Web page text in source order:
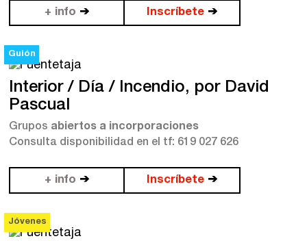
+ info ➔ Inscríbete ➔
Guión
Interior / Día / Incendio, por David
Pascual
Grupos abiertos a incorporaciones
Consulta disponibilidad en el tf: 619 027 626
+ info ➔ Inscríbete ➔
Jóvenes